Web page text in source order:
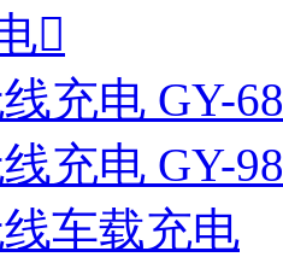

充电 GY-68
充电 GY-98
车载充电